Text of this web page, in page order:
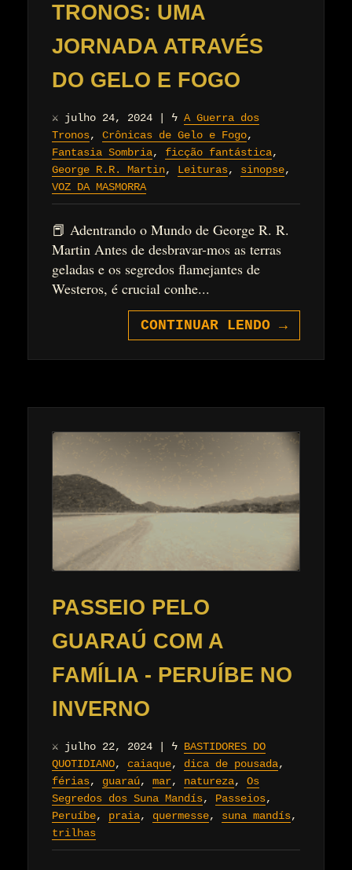
TRONOS: UMA
JORNADA ATRAVÉS
DO GELO E FOGO
⚔ julho 24, 2024 ϟ A Guerra dos
Tronos, Crônicas de Gelo e Fogo,
Fantasia Sombria, ficção fantástica,
George R.R. Martin, Leituras, sinopse,
VOZ DA MASMORRA
📕 Adentrando o Mundo de George R. R.
Martin Antes de desbravar-mos as terras
geladas e os segredos flamejantes de
Westeros, é crucial conhe...
CONTINUAR LENDO →
PASSEIO PELO
GUARAÚ COM A
FAMÍLIA - PERUÍBE NO
INVERNO
⚔ julho 22, 2024 ϟ BASTIDORES DO
QUOTIDIANO, caiaque, dica de pousada,
férias, guaraú, mar, natureza, Os
Segredos dos Suna Mandís, Passeios,
Peruíbe, praia, quermesse, suna mandís,
trilhas